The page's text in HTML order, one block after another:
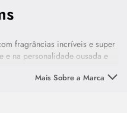
fragrâncias incríveis e super
e na personalidade ousada e
Mais Sobre a Marca